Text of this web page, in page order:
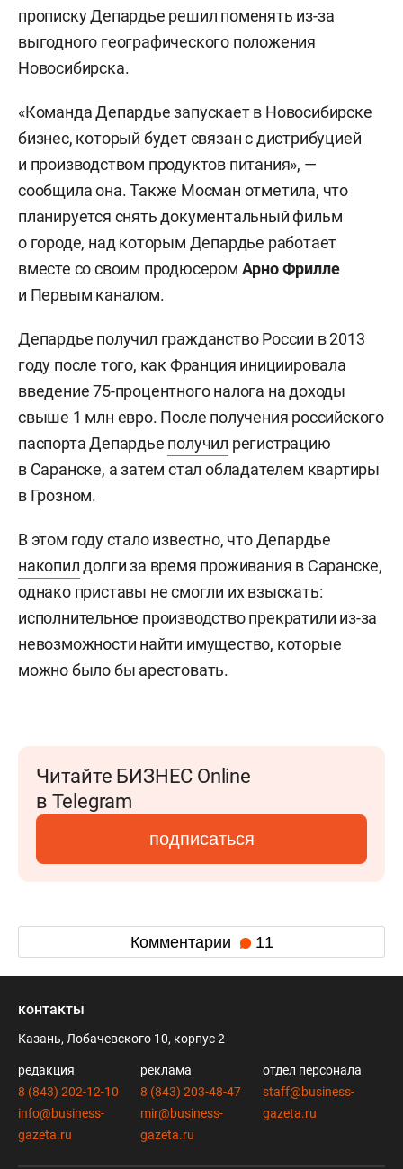
прописку Депардье решил поменять из-за
выгодного географического положения
Новосибирска.
«Команда Депардье запускает в Новосибирске
бизнес, который будет связан с дистрибуцией
и производством продуктов питания», —
сообщила она. Также Мосман отметила, что
планируется снять документальный фильм
о городе, над которым Депардье работает
вместе со своим продюсером Арно Фрилле
и Первым каналом.
Депардье получил гражданство России в 2013
году после того, как Франция инициировала
введение 75-процентного налога на доходы
свыше 1 млн евро. После получения российского
паспорта Депардье получил регистрацию
в Саранске, а затем стал обладателем квартиры
в Грозном.
В этом году стало известно, что Депардье
накопилдолги за время проживания в Саранске,
однако приставы не смогли их взыскать:
исполнительное производство прекратили из-за
невозможности найти имущество, которые
можно было бы арестовать.
Читайте БИЗНЕС Online
в Telegram
подписаться
Комментарии 11
контакты
Казань, Лобачевского 10, корпус 2
редакция
8 (843) 202-12-10
info@business-
gazeta.ru
реклама
8 (843) 203-48-47
mir@business-
gazeta.ru
отдел персонала
staff@business-
gazeta.ru